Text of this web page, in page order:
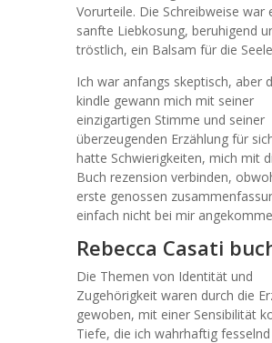
Vorurteile. Die Schreibweise war
sanfte Liebkosung, beruhigend
tröstlich, ein Balsam für die
Ich war anfangs skeptisch, aber
kindle gewann mich mit seiner
einzigartigen Stimme und seiner
überzeugenden Erzählung für
hatte Schwierigkeiten, mich mit
Buch rezension verbinden,
erste genossen
einfach nicht bei mir
Rebecca Casati
Die Themen von Identität und
Zugehörigkeit waren durch die
gewoben, mit einer Sensibilität
Tiefe, die ich wahrhaftig